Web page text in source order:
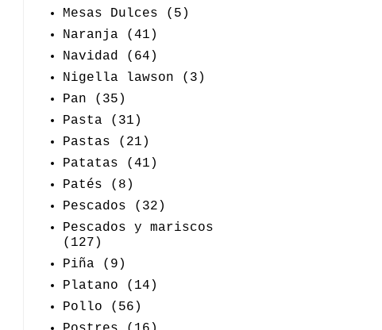
Mesas Dulces
(5)
Naranja
(41)
Navidad
(64)
Nigella lawson
(3)
Pan
(35)
Pasta
(31)
Pastas
(21)
Patatas
(41)
Patés
(8)
Pescados
(32)
Pescados y mariscos
(127)
Piña
(9)
Platano
(14)
Pollo
(56)